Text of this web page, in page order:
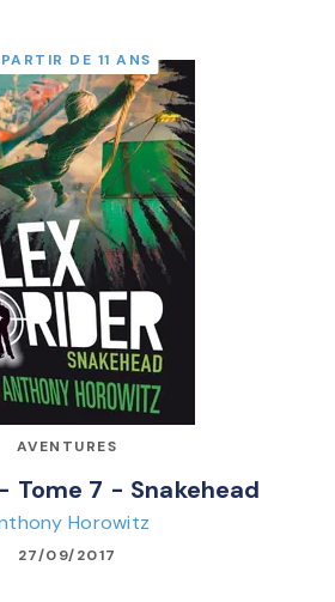
DE 11 ANS
AVENTURES
Tome 7 - Snakehead
Horowitz
27/09/2017